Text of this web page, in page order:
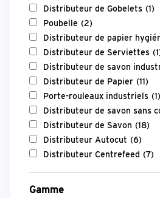
Distributeur de Gobelets (1)
Poubelle (2)
Distributeur de papier
Distributeur de Serviettes
Distributeur de savon
Distributeur de Papier (11)
Porte-rouleaux industriels (1)
Distributeur de savon sans
Distributeur de Savon (18)
Distributeur Autocut (6)
Distributeur Centrefeed (7)
Gamme